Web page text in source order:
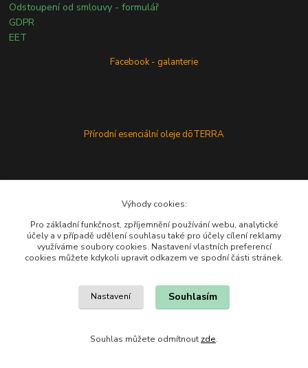
Odstoupení od smlouvy - formulář
GDPR
EET
Facebook - galanterie
Přírodní esenciální oleje dōTERRA
Výhody cookies:
Pro základní funkčnost, zpříjemnění používání webu, analytické
účely a v případě udělení souhlasu také pro účely cílení reklamy
využíváme soubory cookies. Nastavení vlastních preferencí
cookies můžete kdykoli upravit odkazem ve spodní části stránek.
Nastavení Souhlasím
Souhlas můžete odmítnout zde.